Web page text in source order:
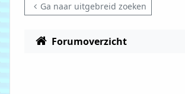
Ga naar uitgebreid zoeken
Forumoverzicht